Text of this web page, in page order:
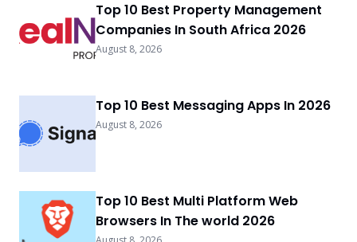
Top 10 Best Property Management
Companies In South Africa 2026
August 8, 2026
Top 10 Best Messaging Apps In 2026
August 8, 2026
Top 10 Best Multi Platform Web
Browsers In The world 2026